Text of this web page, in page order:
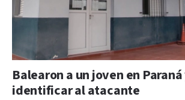
Balearon a un joven en Paraná
identificar al atacante